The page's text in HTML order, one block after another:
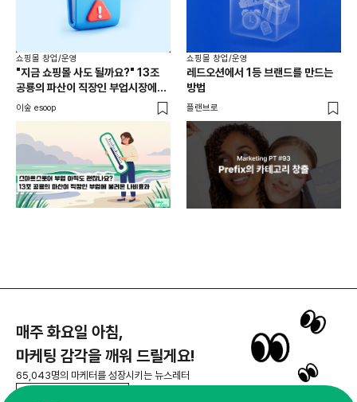
쇼핑몰 창업/운영
"지금 쇼핑몰 사도 될까요?" 13조
공룡의 파산이 직장인 부업시장에
불러온 나비효과
이숲 esoop
쇼핑몰 창업/운영
레드오션에서 1등 브랜드를 만드는
방법
플랜브로
매주 화요일 아침,
마케팅 감각을 깨워 드릴게요!
65,043명의 마케터를 성장시키는 뉴스레터